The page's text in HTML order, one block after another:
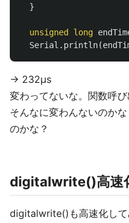
}
unsigned long
Serial . println(
-> 232µs
変わってないな。関数呼
そんなに変わんないのか
のかな？
digitalwrite()高速
digitalwrite()も高速化して